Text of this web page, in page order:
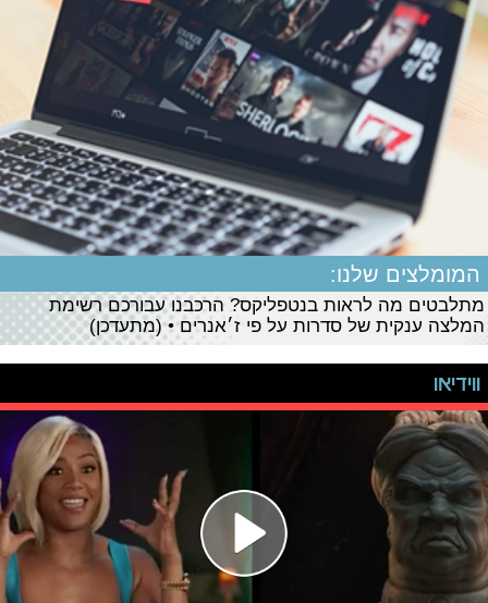
המומלצים שלנו:
מתלבטים מה לראות בנטפליקס? הרכבנו עבורכם רשימת
המלצה ענקית של סדרות על פי ז׳אנרים • (מתעדכן)
ווידיאו